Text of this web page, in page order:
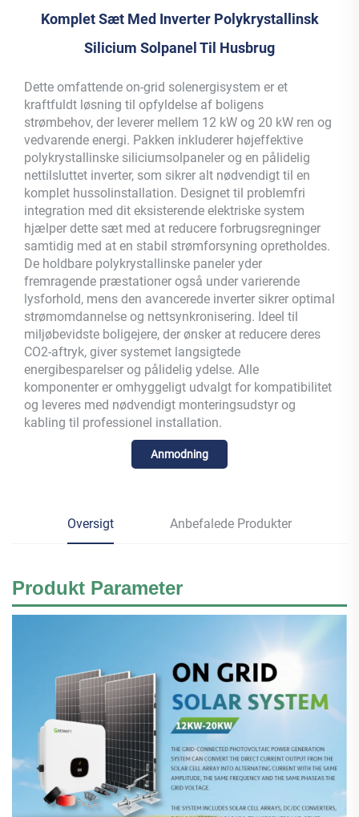
Komplet Sæt Med Inverter Polykrystallinsk
Silicium Solpanel Til Husbrug
Dette omfattende on-grid solenergisystem er et
kraftfuldt løsning til opfyldelse af boligens
strømbehov, der leverer mellem 12 kW og 20 kW ren og
vedvarende energi. Pakken inkluderer højeffektive
polykrystallinske siliciumsolpaneler og en pålidelig
nettilsluttet inverter, som sikrer alt nødvendigt til en
komplet hussolinstallation. Designet til problemfri
integration med dit eksisterende elektriske system
hjælper dette sæt med at reducere forbrugsregninger
samtidig med at en stabil strømforsyning opretholdes.
De holdbare polykrystallinske paneler yder
fremragende præstationer også under varierende
lysforhold, mens den avancerede inverter sikrer optimal
strømomdannelse og nettsynkronisering. Ideel til
miljøbevidste boligejere, der ønsker at reducere deres
CO2-aftryk, giver systemet langsigtede
energibesparelser og pålidelig ydelse. Alle
komponenter er omhyggeligt udvalgt for kompatibilitet
og leveres med nødvendigt monteringsudstyr og
kabling til professionel installation.
Anmodning
Oversigt Anbefalede Produkter
Produkt Parameter